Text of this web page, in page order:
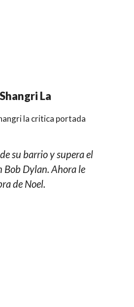
La
su barrio y supera el
Bob Dylan. Ahora le
de Noel.